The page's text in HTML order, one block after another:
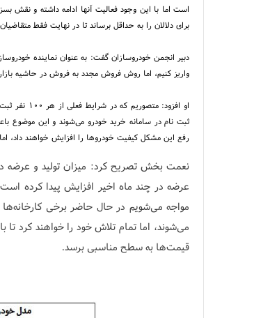
است اما با این وجود فعالیت آنها ادامه داشته و نقش
برای دلالان را به حداقل برساند تا در نهایت فقط
دبیر انجمن خودروسازان گفت: به عنوان نماینده
واریز کنیم، اما روش فروش مجدد به فروش در حاشیه
ثبت نام در سامانه خرید خودرو می‌شوند و این موضوع
رفع این مشکل کیفیت خودرو‌ها را افزایش خواهند داد،
نعمت بخش تصریح کرد: میزان تولید و عرضه
عرضه در چند ماه اخیر افزایش پیدا کرده
مواجه می‌شویم در حال حاضر برخی
می‌شوند، اما تمام تلاش خود را خواهند کرد تا
قیمت‌ها به سطح مناسبی برسد.